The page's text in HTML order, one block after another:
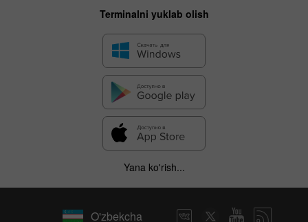
Terminalni yuklab olish
Yana ko'rish...
O'zbekcha